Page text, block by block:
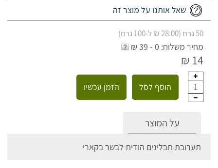
שאל אותנו על מוצר זה
50 גרם (28.00 ₪ ל-100 גרם)
מחיר משלוח: 0 - 39 ₪
14 ₪
1 הוסף לסל הזמן עכשיו
על המוצר
תערובת תבלינים הודית לבשר בקארי